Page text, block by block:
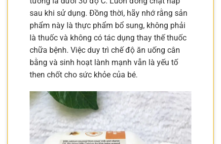
sau khi sử dụng. Đồng thời, hãy nhớ rằng sản
phẩm này là thực phẩm bổ sung, không phải
là thuốc và không có tác dụng thay thế thuốc
chữa bệnh. Việc duy trì chế độ ăn uống cân
bằng và sinh hoạt lành mạnh vẫn là yếu tố
then chốt cho sức khỏe của bé.